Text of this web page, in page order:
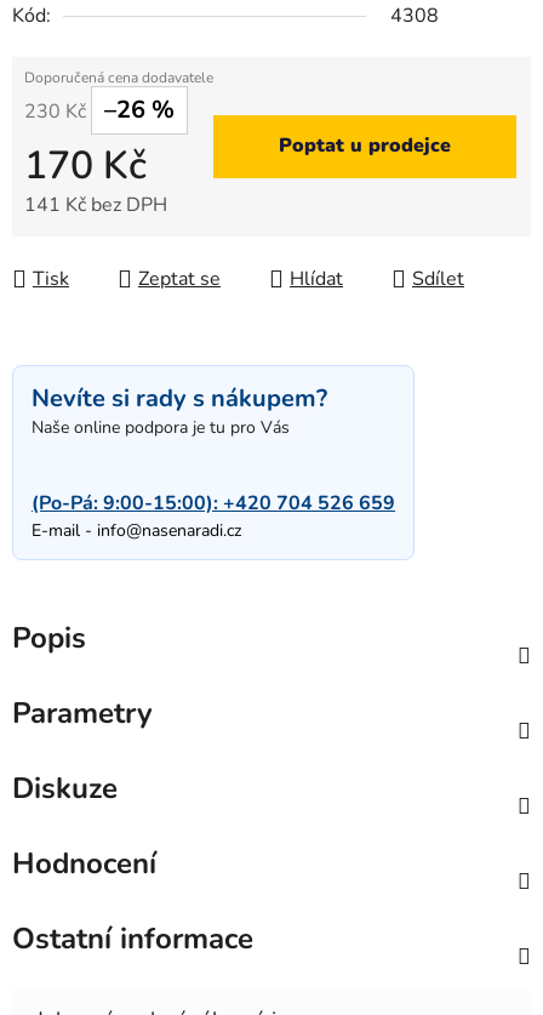
Kód:
4308
230 Kč –26 %
170 Kč
141 Kč bez DPH
Poptat u prodejce
Tisk Zeptat se Hlídat Sdílet
Nevíte si rady s nákupem?
Naše online podpora je tu pro Vás
(Po-Pá: 9:00-15:00):+420 704 526 659
E-mail - info@nasenaradi.cz
Popis
Parametry
Diskuze
Hodnocení
Ostatní informace